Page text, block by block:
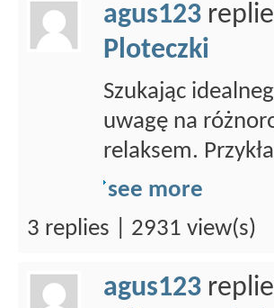
agus123
Ploteczki
Szukając
uwagę na
relaksem.
see more
3 replies | 2931 view(s)
agus123